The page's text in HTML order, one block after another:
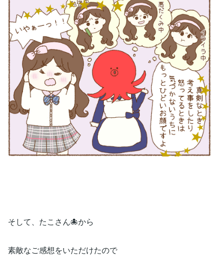
そして、たこさん🐙から
素敵なご感想をいただけたので